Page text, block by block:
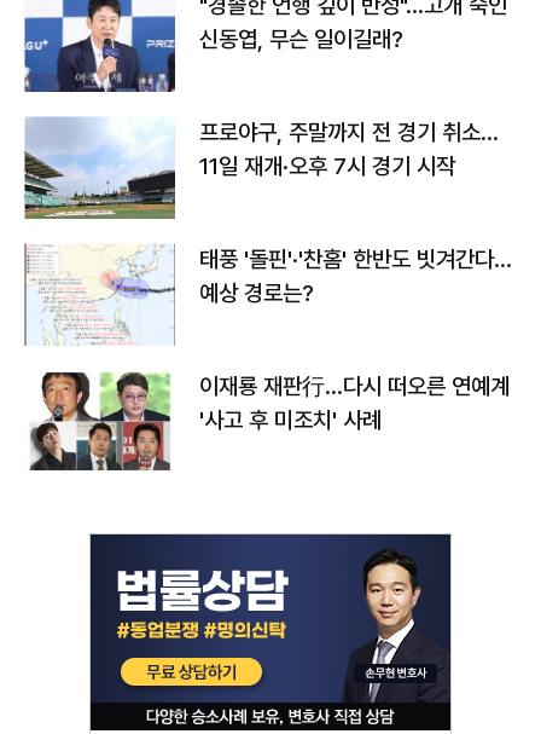
신동엽, 무슨 일이길래?
프로야구, 주말까지 전 경기 취소…
11일 재개·오후 7시 경기 시작
태풍 '돌핀'·'찬홈' 한반도 빗겨간다…
예상 경로는?
이재룡 재판行…다시 떠오른 연예계
'사고 후 미조치' 사례